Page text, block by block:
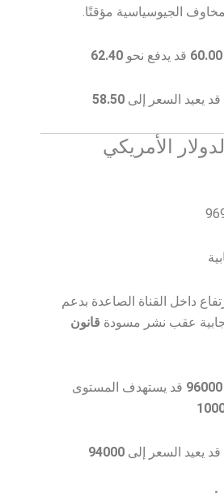
الجيوسياسية مؤقتًا.
60.00 قد يدفع نحو 62.40
قد يعيد السعر إلى 58.50
الأمريكي
داخل القناة الصاعدة بدعم
عقب نشر مسودة قانون
96000 قد يستهدف المستوى
قد يعيد السعر إلى 94000